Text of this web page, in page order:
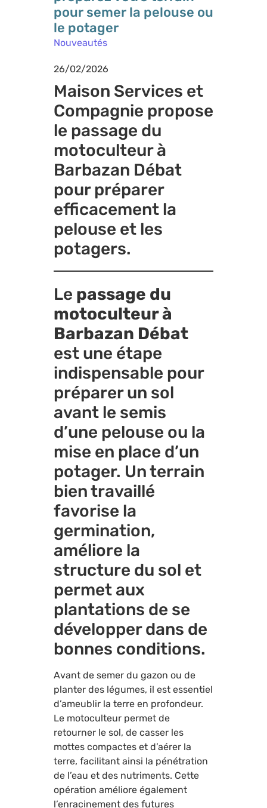
pour semer la pelouse ou
le potager
Nouveautés
26/02/2026
Maison Services et
Compagnie propose
le passage du
motoculteur à
Barbazan Débat
pour préparer
efficacement la
pelouse et les
potagers.
Le passage du
motoculteur à
Barbazan Débat
est une étape
indispensable pour
préparer un sol
avant le semis
d’une pelouse ou la
mise en place d’un
potager. Un terrain
bien travaillé
favorise la
germination,
améliore la
structure du sol et
permet aux
plantations de se
développer dans de
bonnes conditions.
Avant de semer du gazon ou de
planter des légumes, il est essentiel
d’ameublir la terre en profondeur.
Le motoculteur permet de
retourner le sol, de casser les
mottes compactes et d’aérer la
terre, facilitant ainsi la pénétration
de l’eau et des nutriments. Cette
opération améliore également
l’enracinement des futures